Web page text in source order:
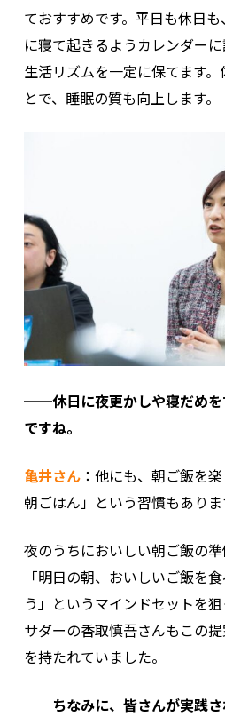
ておすすめです。平日も休日
に寝て起きるようカレンダーに
生活リズムを一定に保てます
とで、睡眠の質も向上します。
──休日に夜更かしや寝だめを
ですね。
亀井さん：他にも、朝ご飯を
朝ごはん」という習慣もありま
夜のうちにおいしい朝ご飯の準
「明日の朝、おいしいご飯を
う」というマインドセットを
サダーの香取慎吾さんもこの
を持たれていました。
──ちなみに、皆さんが実践さ